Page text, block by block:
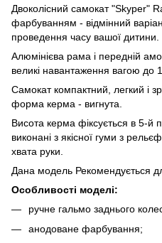
Двоколісний самокат "Skyper"
фарбуванням - відмінний
проведення часу вашої дитини.
Алюмінієва рама і передній
великі навантаження вагою до
Самокат компактний, легкий і
форма керма - вигнута.
Висота керма фіксується в 5-й
виконані з якісної гуми з
хвата руки.
Дана модель Рекомендується
Особливості моделі:
ручне гальмо заднього
анодоване фарбування;